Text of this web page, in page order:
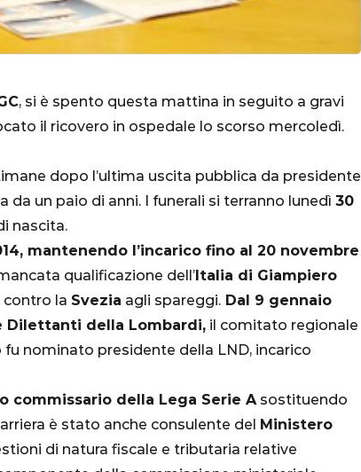
, si è spento questa mattina in seguito a gravi
il ricovero in ospedale lo scorso mercoledì.
dopo l’ultima uscita pubblica da presidente
da un paio di anni. I funerali si terranno lunedì 30
nascita.
mantenendo l’incarico fino al 20 novembre
qualificazione dell’Italia di Giampiero
contro la Svezia agli spareggi. Dal 9 gennaio
Dilettanti della Lombardi, il comitato regionale
fu nominato presidente della LND, incarico
commissario della Lega Serie Asostituendo
è stato anche consulente del Ministero
di natura fiscale e tributaria relative
CALCIO MONDIALE QATAR
Qatar 2022, Brasile
già qualificato agli